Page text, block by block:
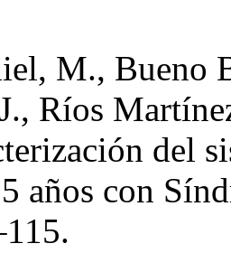
M., Bueno
Ríos
del
años con